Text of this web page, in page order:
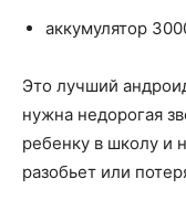
аккумулятор
Это лучший
нужна недорогая
ребенку в школу и
разобьет или